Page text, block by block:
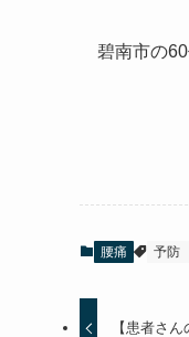
碧南市の
腰痛 予防
【患者さ